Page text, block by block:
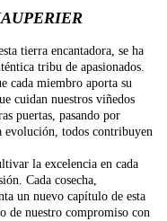
tierra encantadora, se ha
tribu de apasionados.
cada miembro aporta su
cuidan nuestros viñedos
puertas, pasando por
evolución, todos contribuyen
la excelencia en cada
Cada cosecha,
un nuevo capítulo de esta
de nuestro compromiso con